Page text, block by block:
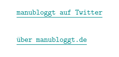
manubloggt auf Twitter
über manubloggt.de